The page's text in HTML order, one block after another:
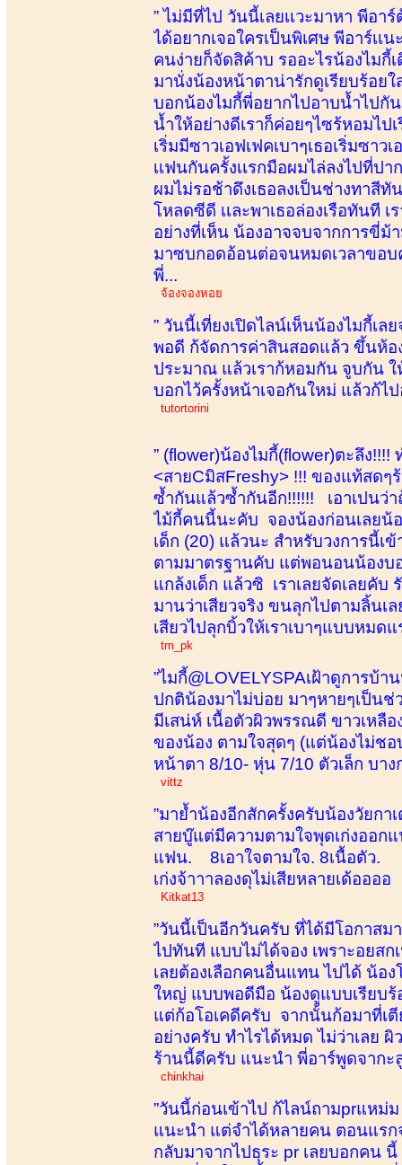
” ไม่มีที่ไป วันนี้เลยเเวะมาหา พีอ
ได้อยากเจอใครเป็นพิเศษ พีอาร์เเ
คนง่ายก็จัดสิค้าบ รออะไรน้องไมกี้
มานั่งน้องหน้าตาน่ารักดูเรียบร้อยใ
บอกน้องไมกี้พี่อยากไปอาบน้ำไปกั
น้ำให้อย่างดีเราก็ค่อยๆไซร้หอมไป
เริ่มมีซาวเอฟเฟคเบาๆเธอเริ่มซา
เเฟนกันครั้งเเรกมือผมไล่ลงไปที่ป
ผมไม่รอช้าดึงเธอลงเป็นช่างทาสี
โหลดซีดี เเละพาเธอล่องเรือทันที
อย่างที่เห็น น้องอาจจบจากการขี่ม้
มาซบกอดอ้อนต่อจนหมดเวลาขอบ
พี่...
จ้องจองหอย
” วันนี้เที่ยงเปิดไลน์เห็นน้องไมกี้เล
พอดี ก้จัดการค่าสินสอดแล้ว ขึ้นห้อ
ประมาณ แล้วเราก้หอมกัน จูบกัน ใ
บอกไว้ครั้งหน้าเจอกันใหม่ แล้วก้
tutortorini
” (flower)น้องไมกี้(flower)ตะลึง
<สายCมิสFreshy> !!! ของแท้สดๆ
ซ้ำกันแล้วซ้ำกันอีก!!!!!! เอาเปนว่
ไม้กี้คนนี้นะคับ จองน้องก่อนเลยน้อ
เด็ก (20) แล้วนะ สำหรับวงการนี้เ
ตามมาตรฐานคับ แต่พอนอนน้องบ
แกล้งเด็ก แล้วซิ เราเลยจัดเลยคั
มานว่าเสียวจริง ขนลุกไปตามลิ้นเ
เสียวไปลุกบิ้วให้เราเบาๆแบบหมด
tm_pk
”ไมกี้@LOVELYSPAเฝ้าดูการบ้
ปกติน้องมาไม่บ่อย มาๆหายๆเป็นช่
มีเสน่ห์ เนื้อตัวผิวพรรณดี ขาวเหลื
ของน้อง ตามใจสุดๆ (แต่น้องไม่ช
หน้าตา 8/10- หุ่น 7/10 ตัวเล็ก บา
vittz
”มาย้ำน้องอีกสักครั้งครับน้องวัยกา
สายบู๊แต่มีความตามใจพุดเก่งออก
แฟน. 8เอาใจตามใจ. 8เนื้อตัว.
เก่งจ้าาาลองดุไม่เสียหลายเด้ออออ
Kitkat13
”วันนี้เป็นอีกวันครับ ที่ได้มีโอกาสม
ไปทันที แบบไม่ได้จอง เพราะอยส
เลยต้องเลือกคนอื่นแทน ไปได้ น้อ
ใหญ่ แบบพอดีมือ น้องดูแบบเรียบร้
แต่ก้อโอเคดีครับ จากนั้นก้อมาที่เ
อย่างครับ ทำไรได้หมด ไม่ว่าเลย
ร้านนี้ดีครับ แนะนำ พี่อาร์พูดจาก
chinkhai
”วันนี้ก่อนเข้าไป ก้ไลน์ถามprแหม่
แนะนำ แต่จำได้หลายคน ตอนแรก
กลับมาจากไปธุระ pr เลยบอกคน